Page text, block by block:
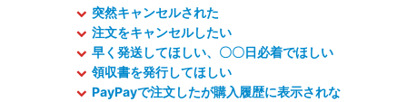
突然キャンセルされた
注文をキャンセルしたい
早く発送してほしい、〇〇日必着でほしい
領収書を発行してほしい
PayPayで注文したが購入履歴に表示されな